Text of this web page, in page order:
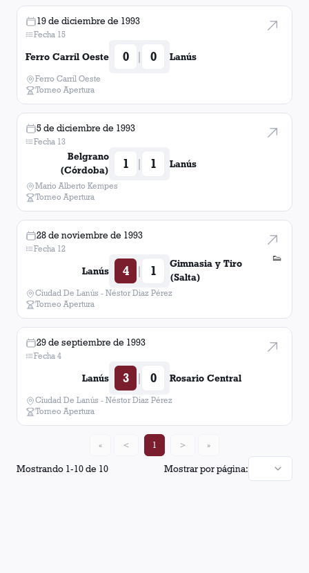
19 de diciembre de 1993
Fecha 15
Ferro Carril Oeste 0 | 0 Lanús
Ferro Carril Oeste
Torneo Apertura
5 de diciembre de 1993
Fecha 13
Belgrano
(Córdoba)
1 | 1 Lanús
Mario Alberto Kempes
Torneo Apertura
👟
28 de noviembre de 1993
Fecha 12
Lanús 4 | 1
Gimnasia y Tiro
(Salta)
Ciudad De Lanús - Néstor Diaz Pérez
Torneo Apertura
29 de septiembre de 1993
Fecha 4
Lanús 3 | 0 Rosario Central
Ciudad De Lanús - Néstor Diaz Pérez
Torneo Apertura
Mostrando 1-10de 10 Mostrar por página:
« < 1 > »